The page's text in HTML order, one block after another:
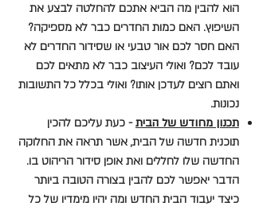
הוא להבין מה הביא אתכם להחלטה לבצע את
השיפוץ. האם כמות החדרים כבר לא מספיקה?
האם חסר לכם אור טבעי או שסידור החדרים לא
עובד לכם? ואולי העיצוב כבר לא מתאים לכם
ואתם רוצים לעדכן אותו? ואולי בכלל כל התשובות
נכונות.
תכנון מחודש של הבית- כעת עליכם להכין
תוכנית חדשה של הבית, אשר תראה את החלוקה
החדשה שלו לחללים ואת אופן סידור הריהוט בו.
הדבר יאפשר לכם להבין בצורה הטובה ביותר
כיצד יעבוד הבית החדש ומה יהיו מימדיו של כל